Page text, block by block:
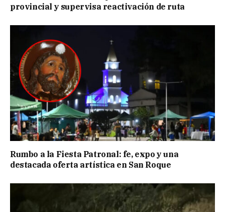
provincial y supervisa reactivación de ruta
Rumbo a la Fiesta Patronal: fe, expo y una
destacada oferta artística en San Roque